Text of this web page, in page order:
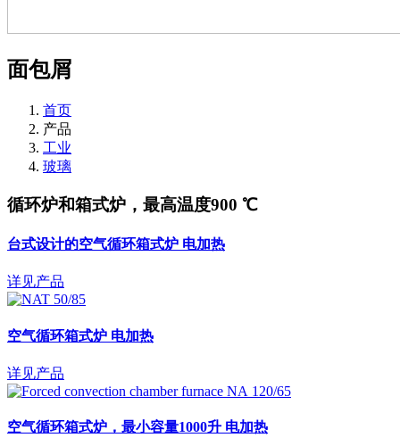
面包屑
首页
产品
工业
玻璃
循环炉和箱式炉，最高温度900 ℃
台式设计的空气循环箱式炉 电加热
详见产品
空气循环箱式炉 电加热
详见产品
空气循环箱式炉，最小容量1000升 电加热